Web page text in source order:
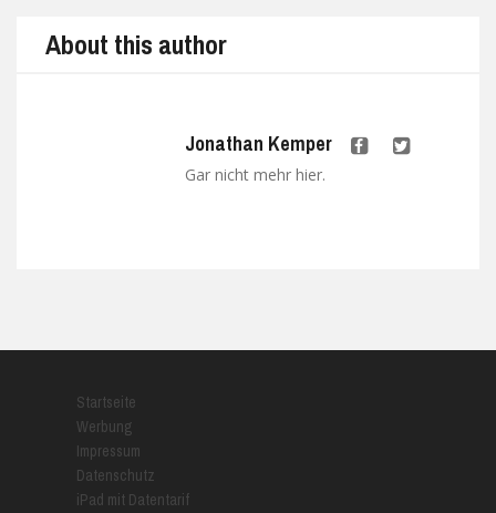
About this author
Jonathan Kemper
Gar nicht mehr hier.
Startseite
Werbung
Impressum
Datenschutz
iPad mit Datentarif